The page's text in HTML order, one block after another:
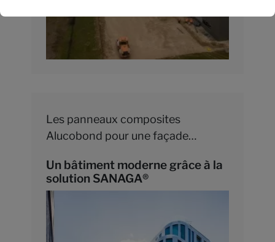
Les panneaux composites
Alucobond pour une façade
Un bâtiment moderne grâce à la
solution SANAGA®